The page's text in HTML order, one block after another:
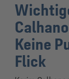
Keine
Flick